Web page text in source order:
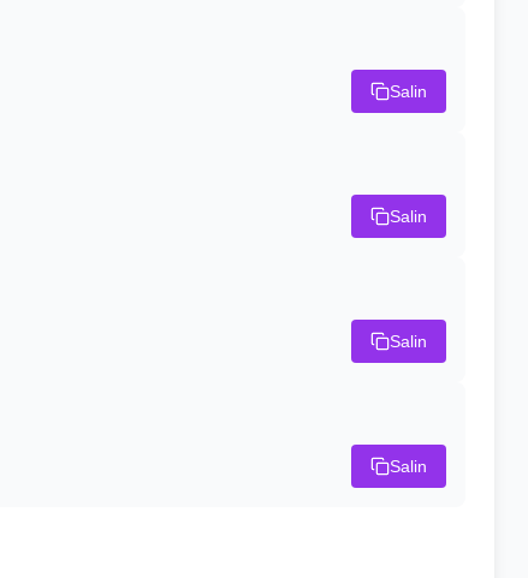
Salin
Salin
Salin
Salin